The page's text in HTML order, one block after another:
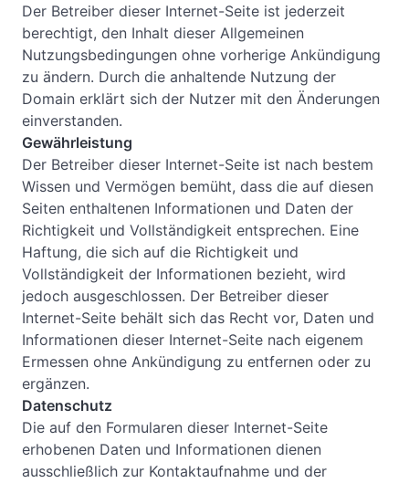
Der Betreiber dieser Internet-Seite ist jederzeit
berechtigt, den Inhalt dieser Allgemeinen
Nutzungsbedingungen ohne vorherige Ankündigung
zu ändern. Durch die anhaltende Nutzung der
Domain erklärt sich der Nutzer mit den Änderungen
einverstanden.
Gewährleistung
Der Betreiber dieser Internet-Seite ist nach bestem
Wissen und Vermögen bemüht, dass die auf diesen
Seiten enthaltenen Informationen und Daten der
Richtigkeit und Vollständigkeit entsprechen. Eine
Haftung, die sich auf die Richtigkeit und
Vollständigkeit der Informationen bezieht, wird
jedoch ausgeschlossen. Der Betreiber dieser
Internet-Seite behält sich das Recht vor, Daten und
Informationen dieser Internet-Seite nach eigenem
Ermessen ohne Ankündigung zu entfernen oder zu
ergänzen.
Datenschutz
Die auf den Formularen dieser Internet-Seite
erhobenen Daten und Informationen dienen
ausschließlich zur Kontaktaufnahme und der